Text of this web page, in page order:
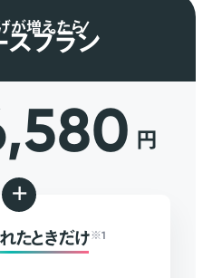
が増えたら
スプラン
円
+
たときだけ ※1